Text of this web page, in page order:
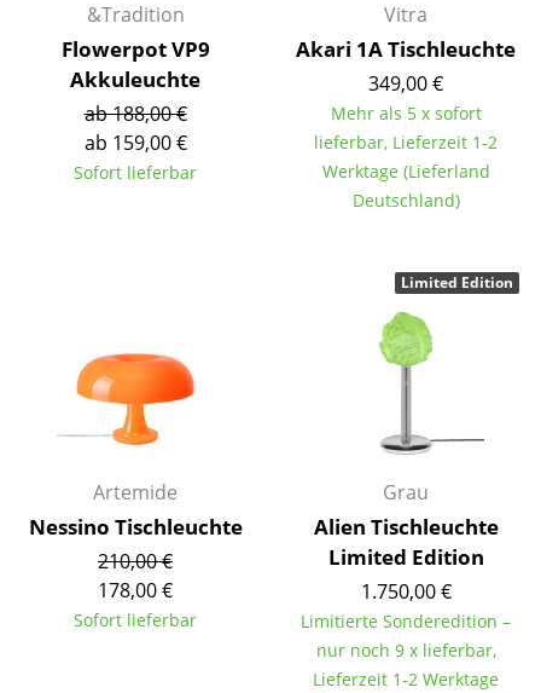
Tischleuchten
Schreibtischleuchten
Stehleuchten & Leseleuchten
Bodenleuchten
... alle Leuchten
Betten
Doppelbetten
Einzelbetten
Stapelbetten
Kinderbetten
&Tradition
Flowerpot VP9
Akkuleuchte
ab 188,00 €
ab 159,00 €
Sofort lieferbar
Vitra
Akari 1A Tischleuchte
349,00 €
Mehr als 5 x sofort
lieferbar, Lieferzeit 1-2
Werktage (Lieferland
Deutschland)
Artemide
Nessino Tischleuchte
210,00 €
178,00 €
Sofort lieferbar
Grau
Alien Tischleuchte
Limited Edition
1.750,00 €
Limitierte Sonderedition –
nur noch 9 x lieferbar,
Lieferzeit 1-2 Werktage
Limited Edition